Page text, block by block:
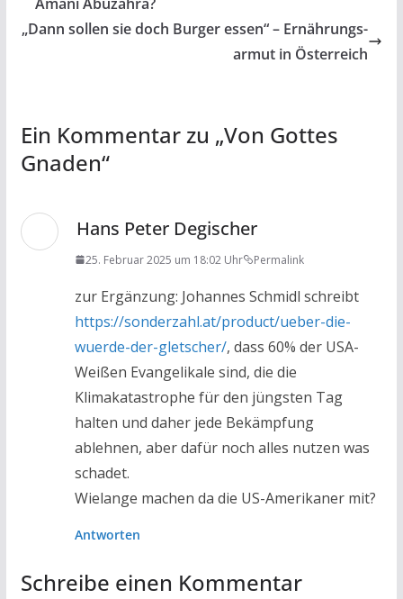
o p
„Dann sollen sie doch Burger essen“ – Ernährungs­
armut in Öster­reich
Ein Kommentar zu „Von Gottes
Gnaden“
Hans Peter Degischer
25. Februar 2025 um 18:02 Uhr Permalink
zur Ergänzung: Johannes Schmidl schreibt
https://sonderzahl.at/product/ueber-die-
wuerde-der-gletscher/, dass 60% der USA-
Weißen Evangelikale sind, die die
Klimakatastrophe für den jüngsten Tag
halten und daher jede Bekämpfung
ablehnen, aber dafür noch alles nutzen was
schadet.
Wielange machen da die US-Amerikaner mit?
Antworten
Schreibe einen Kommentar